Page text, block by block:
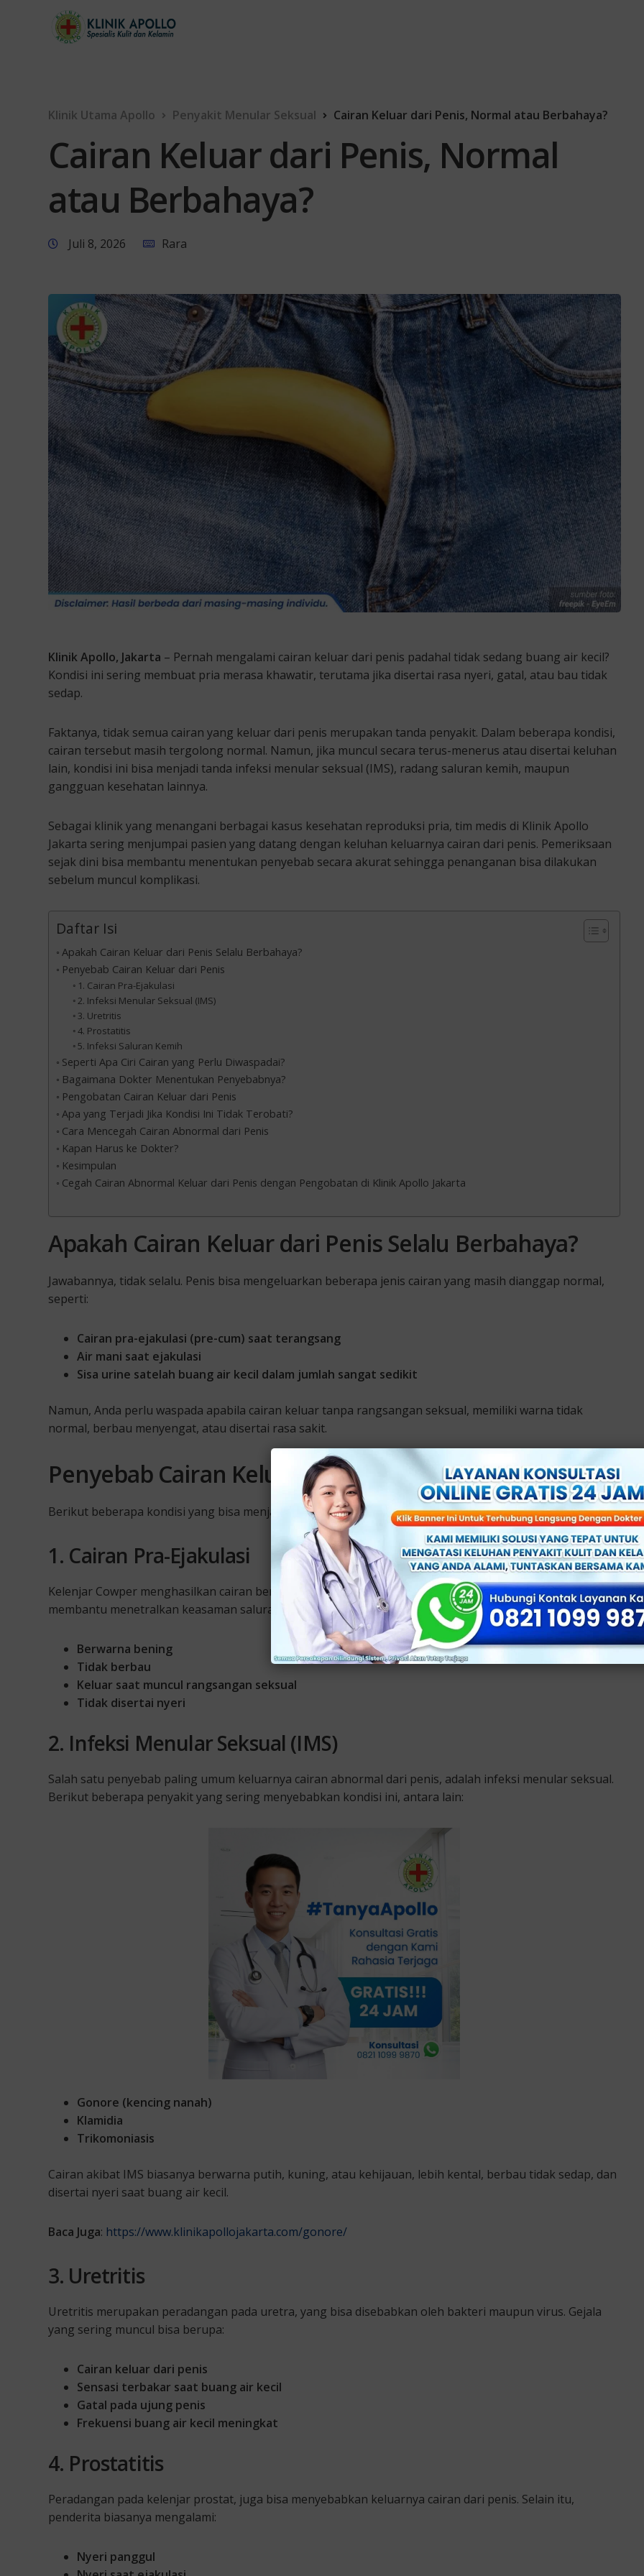
Klinik Utama Apollo Penyakit Menular Seksual Cairan Keluar dari Penis, Normal atau Berbahaya?
Cairan Keluar dari Penis, Normal
atau Berbahaya?
Juli 8, 2026 Rara
Klinik Apollo, Jakarta – Pernah mengalami cairan keluar dari penis padahal tidak sedang buang air kecil?
Kondisi ini sering membuat pria merasa khawatir, terutama jika disertai rasa nyeri, gatal, atau bau tidak
sedap.
Faktanya, tidak semua cairan yang keluar dari penis merupakan tanda penyakit. Dalam beberapa kondisi,
cairan tersebut masih tergolong normal. Namun, jika muncul secara terus-menerus atau disertai keluhan
lain, kondisi ini bisa menjadi tanda infeksi menular seksual (IMS), radang saluran kemih, maupun
gangguan kesehatan lainnya.
Sebagai klinik yang menangani berbagai kasus kesehatan reproduksi pria, tim medis di Klinik Apollo
Jakarta sering menjumpai pasien yang datang dengan keluhan keluarnya cairan dari penis. Pemeriksaan
sejak dini bisa membantu menentukan penyebab secara akurat sehingga penanganan bisa dilakukan
sebelum muncul komplikasi.
Daftar Isi
Apakah Cairan Keluar dari Penis Selalu Berbahaya?
Penyebab Cairan Keluar dari Penis
1. Cairan Pra-Ejakulasi
2. Infeksi Menular Seksual (IMS)
3. Uretritis
4. Prostatitis
5. Infeksi Saluran Kemih
Seperti Apa Ciri Cairan yang Perlu Diwaspadai?
Bagaimana Dokter Menentukan Penyebabnya?
Pengobatan Cairan Keluar dari Penis
Apa yang Terjadi Jika Kondisi Ini Tidak Terobati?
Cara Mencegah Cairan Abnormal dari Penis
Kapan Harus ke Dokter?
Kesimpulan
Cegah Cairan Abnormal Keluar dari Penis dengan Pengobatan di Klinik Apollo Jakarta
Apakah Cairan Keluar dari Penis Selalu Berbahaya?
Jawabannya, tidak selalu. Penis bisa mengeluarkan beberapa jenis cairan yang masih dianggap normal,
seperti:
Cairan pra-ejakulasi (pre-cum) saat terangsang
Air mani saat ejakulasi
Sisa urine satelah buang air kecil dalam jumlah sangat sedikit
Namun, Anda perlu waspada apabila cairan keluar tanpa rangsangan seksual, memiliki warna tidak
normal, berbau menyengat, atau disertai rasa sakit.
Penyebab Cairan Keluar dari Penis
Berikut beberapa kondisi yang bisa menjadi penyebab penis keluar cairan, antara lain:
1. Cairan Pra-Ejakulasi
Kelenjar Cowper menghasilkan cairan bening sebelum ejakulasi. Cairan ini berfungsi melumasi uretra dan
membantu menetralkan keasaman saluran kemih. Biasanya, cairan ini:
Berwarna bening
Tidak berbau
Keluar saat muncul rangsangan seksual
Tidak disertai nyeri
2. Infeksi Menular Seksual (IMS)
Salah satu penyebab paling umum keluarnya cairan abnormal dari penis, adalah infeksi menular seksual.
Berikut beberapa penyakit yang sering menyebabkan kondisi ini, antara lain:
Gonore (kencing nanah)
Klamidia
Trikomoniasis
Cairan akibat IMS biasanya berwarna putih, kuning, atau kehijauan, lebih kental, berbau tidak sedap, dan
disertai nyeri saat buang air kecil.
Baca Juga: https://www.klinikapollojakarta.com/gonore/
3. Uretritis
Uretritis merupakan peradangan pada uretra, yang bisa disebabkan oleh bakteri maupun virus. Gejala
yang sering muncul bisa berupa:
Cairan keluar dari penis
Sensasi terbakar saat buang air kecil
Gatal pada ujung penis
Frekuensi buang air kecil meningkat
4. Prostatitis
Peradangan pada kelenjar prostat, juga bisa menyebabkan keluarnya cairan dari penis. Selain itu,
penderita biasanya mengalami:
Nyeri panggul